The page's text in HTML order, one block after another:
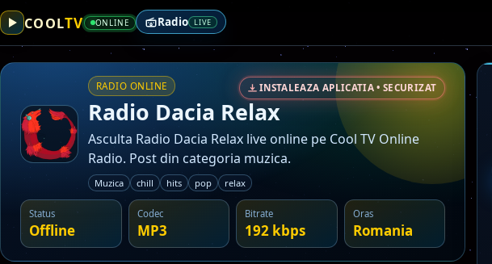
COOLTV ONLINE Radio LIVE
RADIO ONLINE INSTALEAZA APLICATIA • SECURIZAT
Radio Dacia Relax
Asculta Radio Dacia Relax live online pe Cool TV Online
Radio. Post din categoria muzica.
Muzica chill hits pop relax
Status
Offline
Codec
MP3
Bitrate
192 kbps
Oras
Romania